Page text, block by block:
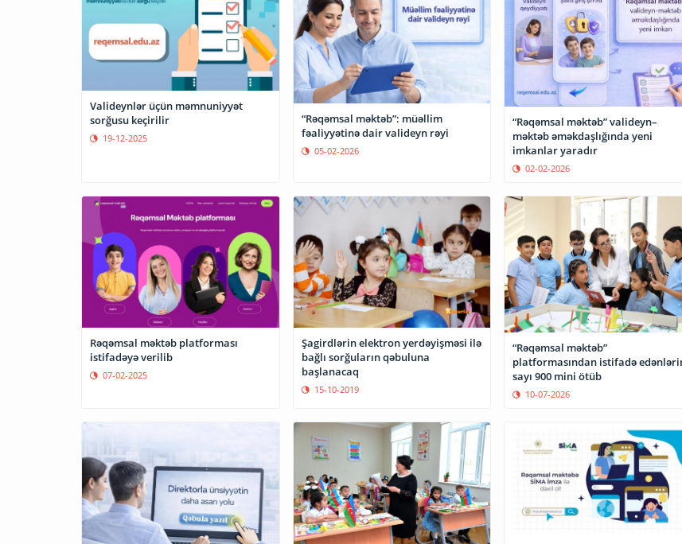
Valideynlər üçün məmnuniyyət
sorğusu keçirilir
19-12-2025
“Rəqəmsal məktəb”: müəllim
fəaliyyətinə dair valideyn rəyi
05-02-2026
“Rəqəmsal məktəb” valideyn–
məktəb əməkdaşlığında yeni
imkanlar yaradır
02-02-2026
Rəqəmsal məktəb platforması
istifadəyə verilib
07-02-2025
Şagirdlərin elektron yerdəyişməsi ilə
bağlı sorğuların qəbuluna
başlanacaq
15-10-2019
“Rəqəmsal məktəb”
platformasından istifadə
sayı 900 mini ötüb
10-07-2026